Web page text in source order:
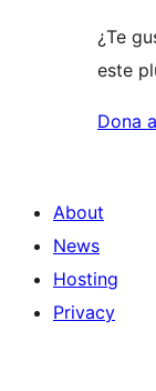
¿Te
este
Dona
About
News
Hosting
Privacy